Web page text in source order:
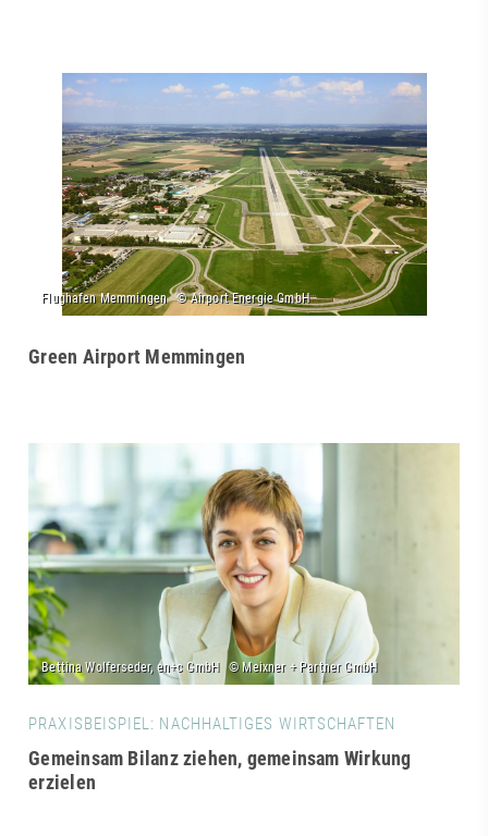
Green Airport Memmingen
PRAXISBEISPIEL: NACHHALTIGES WIRTSCHAFTEN
Gemeinsam Bilanz ziehen, gemeinsam Wirkung
erzielen